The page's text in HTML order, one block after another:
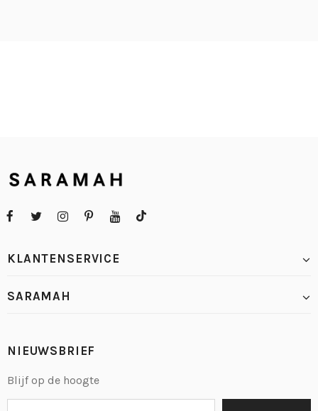
KLANTENSERVICE
SARAMAH
NIEUWSBRIEF
Blijf op de hoogte